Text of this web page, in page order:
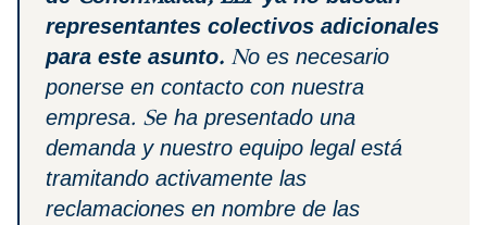
representantes colectivos adicionales
para este asunto. No es necesario
ponerse en contacto con nuestra
empresa. Se ha presentado una
demanda y nuestro equipo legal está
tramitando activamente las
reclamaciones en nombre de las